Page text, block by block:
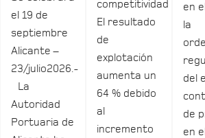
el 19 de
septiembre
Alicante –
23/julio2026.-
La
Autoridad
Portuaria de
competitividad
El resultado
de
explotación
aumenta un
64 % debido
al
incremento
en
la
del
de
en